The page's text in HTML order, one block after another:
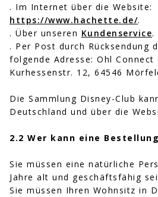
. Im Internet über die Website:
https://www.hachette.de/.
. Über unseren Kundenservice.
. Per Post durch Rücksendung
folgende Adresse: Ohl Connect
Kurhessenstr. 12, 64546
Die Sammlung Disney-Club
Deutschland und über die
2.2 Wer kann eine
Sie müssen eine natürliche
Jahre alt und geschäftsfähig
Sie müssen Ihren Wohnsitz in